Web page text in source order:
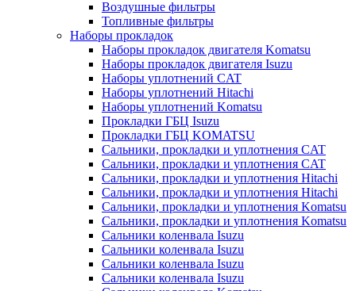
Воздушные фильтры
Топливные фильтры
Наборы прокладок
Наборы прокладок двигателя Komatsu
Наборы прокладок двигателя Isuzu
Наборы уплотнений CAT
Наборы уплотнений Hitachi
Наборы уплотнений Komatsu
Прокладки ГБЦ Isuzu
Прокладки ГБЦ KOMATSU
Сальники, прокладки и уплотнения CAT
Сальники, прокладки и уплотнения CAT
Сальники, прокладки и уплотнения Hitachi
Сальники, прокладки и уплотнения Hitachi
Сальники, прокладки и уплотнения Komatsu
Сальники, прокладки и уплотнения Komatsu
Сальники коленвала Isuzu
Сальники коленвала Isuzu
Сальники коленвала Isuzu
Сальники коленвала Isuzu